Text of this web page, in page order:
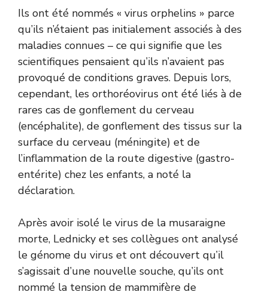
Ils ont été nommés « virus orphelins » parce
qu’ils n’étaient pas initialement associés à des
maladies connues – ce qui signifie que les
scientifiques pensaient qu’ils n’avaient pas
provoqué de conditions graves. Depuis lors,
cependant, les orthoréovirus ont été liés à de
rares cas de gonflement du cerveau
(encéphalite), de gonflement des tissus sur la
surface du cerveau (méningite) et de
l’inflammation de la route digestive (gastro-
entérite) chez les enfants, a noté la
déclaration.
Après avoir isolé le virus de la musaraigne
morte, Lednicky et ses collègues ont analysé
le génome du virus et ont découvert qu’il
s’agissait d’une nouvelle souche, qu’ils ont
nommé la tension de mammifère de